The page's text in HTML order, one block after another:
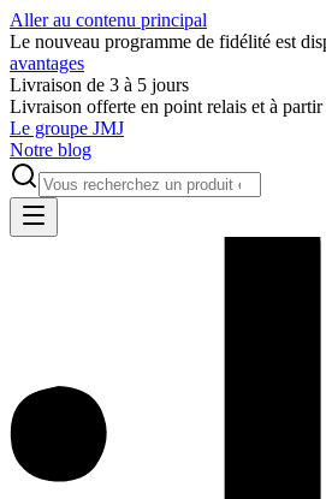
Aller au contenu principal
Le nouveau programme de fidélité est
avantages
Livraison de 3 à 5 jours
Livraison offerte en point relais et à
Le groupe JMJ
Notre blog